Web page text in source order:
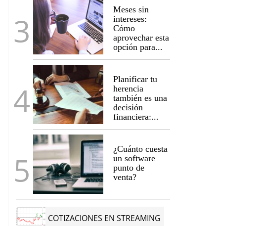
Meses sin
intereses:
Cómo
aprovechar esta
opción para...
Planificar tu
herencia
también es una
decisión
financiera:...
¿Cuánto cuesta
un software
punto de
venta?
COTIZACIONES EN STREAMING